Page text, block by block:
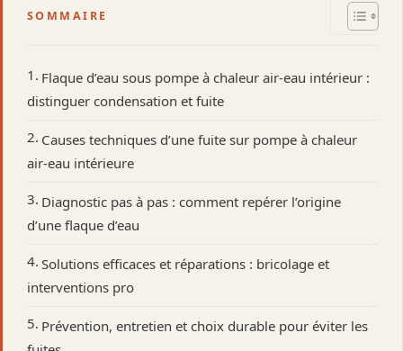
SOMMAIRE
Flaque d’eau sous pompe à chaleur air-eau intérieur :
distinguer condensation et fuite
Causes techniques d’une fuite sur pompe à chaleur
air-eau intérieure
Diagnostic pas à pas : comment repérer l’origine
d’une flaque d’eau
Solutions efficaces et réparations : bricolage et
interventions pro
Prévention, entretien et choix durable pour éviter les